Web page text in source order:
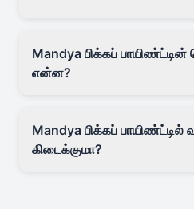
Mandya பிக்கப் பாயிண்ட்டின்
என்ன?
Mandya பிக்கப் பாயிண்ட்டில்
கிடைக்குமா?